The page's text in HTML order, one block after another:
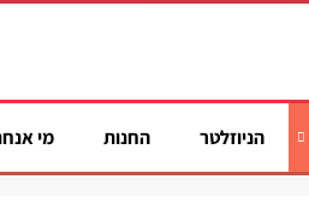
הניוזלטר החנות מי